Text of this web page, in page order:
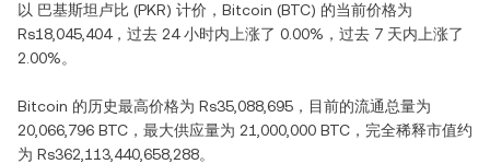
以 巴基斯坦卢比 (PKR) 计价， Bitcoin (BTC) 的当前价格为
Rs18,045,404，过去 24 小时内 上涨了 0.00% ，过去 7 天内 上涨了
2.00%。
Bitcoin 的历史最高价格为 Rs35,088,695 ，目前的流通总量为
20,066,796 BTC ，最大供应量为 21,000,000 BTC ，完全稀释市值约
为 Rs362,113,440,658,288。